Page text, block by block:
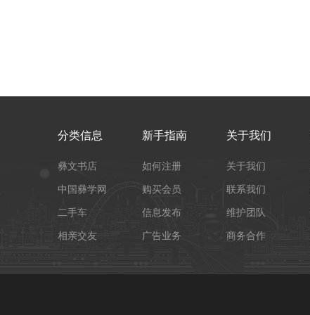
分类信息
彝文书店
中国彝学网
二手车
相亲交友
新手指南
如何注册
购买会员
信息发布
广告业务
关于我们
关于我们
联系我们
维护团队
商务合作